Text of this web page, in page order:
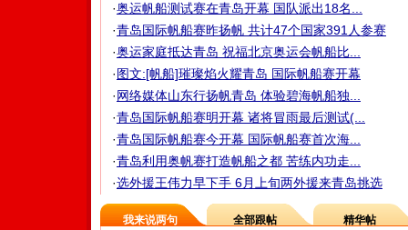
·奥运帆船测试赛在青岛开幕 国队派出18名...
·青岛国际帆船赛昨扬帆 共计47个国家391人参赛
·奥运家庭抵达青岛 祝福北京奥运会帆船比...
·图文:[帆船]璀璨焰火耀青岛 国际帆船赛开幕
·网络媒体山东行扬帆青岛 体验碧海帆船独...
·青岛国际帆船赛明开幕 诸将冒雨最后测试(...
·青岛国际帆船赛今开幕 国际帆船赛首次海...
·青岛利用奥帆赛打造帆船之都 苦练内功走...
·选外援王伟力早下手 6月上旬两外援来青岛挑选
我来说两句 全部跟帖 精华帖